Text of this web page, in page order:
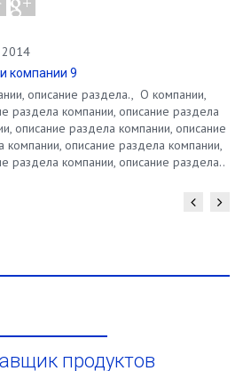
компании 9
описание раздела., О компании,
раздела компании, описание раздела
описание раздела компании, описание
компании, описание раздела компании,
раздела компании, описание раздела..
продуктов